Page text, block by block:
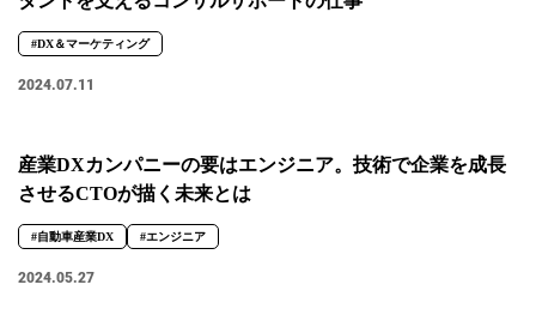
#DX＆マーケティング
2024.07.11
産業DXカンパニーの要はエンジニア。技術で企業を成長
させるCTOが描く未来とは
#自動車産業DX #エンジニア
2024.05.27